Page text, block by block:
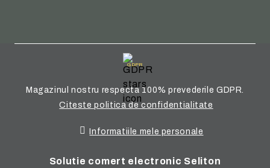
GDPR
Magazinul nostru respecta 100% prevederile GDPR.
Citeste politica de confidentialitate
Informatiile mele personale
Solutie comert electronic Seliton